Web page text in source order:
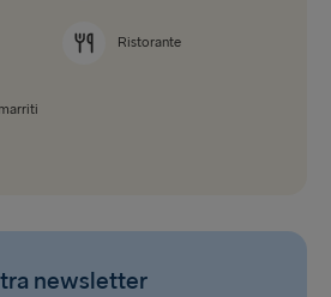
Ristorante
newsletter